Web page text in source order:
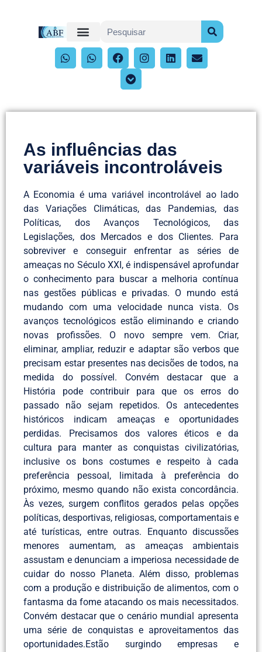
As influências das
variáveis incontroláveis
A Economia é uma variável incontrolável ao lado
das Variações Climáticas, das Pandemias, das
Políticas, dos Avanços Tecnológicos, das
Legislações, dos Mercados e dos Clientes. Para
sobreviver e conseguir enfrentar as séries de
ameaças no Século XXI, é indispensável aprofundar
o conhecimento para buscar a melhoria contínua
nas gestões públicas e privadas. O mundo está
mudando com uma velocidade nunca vista. Os
avanços tecnológicos estão eliminando e criando
novas profissões. O novo sempre vem. Criar,
eliminar, ampliar, reduzir e adaptar são verbos que
precisam estar presentes nas decisões de todos, na
medida do possível. Convém destacar que a
História pode contribuir para que os erros do
passado não sejam repetidos. Os antecedentes
históricos indicam ameaças e oportunidades
perdidas. Precisamos dos valores éticos e da
cultura para manter as conquistas civilizatórias,
inclusive os bons costumes e respeito à cada
preferência pessoal, limitada à preferência do
próximo, mesmo quando não exista concordância.
Às vezes, surgem conflitos gerados pelas opções
políticas, desportivas, religiosas, comportamentais e
até turísticas, entre outras. Enquanto discussões
menores aumentam, as ameaças ambientais
assustam e denunciam a imperiosa necessidade de
cuidar do nosso Planeta. Além disso, problemas
com a produção e distribuição de alimentos, com o
fantasma da fome atacando os mais necessitados.
Convém destacar que o cenário mundial apresenta
uma série de conquistas e aproveitamentos das
oportunidades.Estão surgindo empresas e